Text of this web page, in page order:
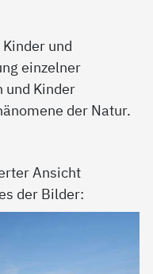
und
einzelner
Kinder
der Natur.
Ansicht
der Bilder: